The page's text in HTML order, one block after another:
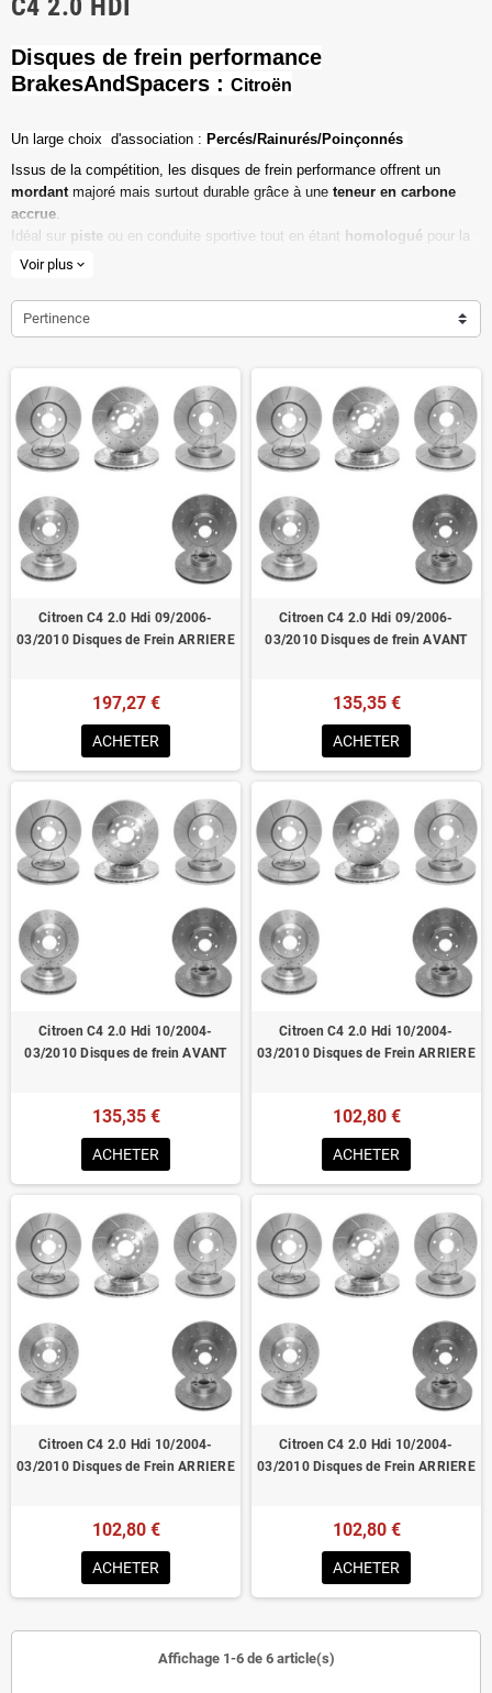
C4 2.0 HDI
Disques de frein performance
BrakesAndSpacers : Citroën
Un l arge choix d'association : Percés/Rainurés/Poinçonnés
Issus de la compétition, les disques de frein performance offrent un
mordant majoré mais surtout durable grâce à une teneur en carbone
accrue.
Idéal sur piste ou en conduite sportive tout en étant homologué pour la
route ouverte.
Dimensions d'origine respectées
Installation en lieu et place.
Homologué pour le contrôle technique
Voir plus expand_more
Pertinence
Citroen C4 2.0 Hdi 09/2006-
03/2010 Disques de Frein ARRIERE
197,27 €
ACHETER
Citroen C4 2.0 Hdi 09/2006-
03/2010 Disques de frein AVANT
135,35 €
ACHETER
Citroen C4 2.0 Hdi 10/2004-
03/2010 Disques de frein AVANT
135,35 €
ACHETER
Citroen C4 2.0 Hdi 10/2004-
03/2010 Disques de Frein ARRIERE
102,80 €
ACHETER
Citroen C4 2.0 Hdi 10/2004-
03/2010 Disques de Frein ARRIERE
102,80 €
ACHETER
Citroen C4 2.0 Hdi 10/2004-
03/2010 Disques de Frein ARRIERE
102,80 €
ACHETER
Affichage 1-6 de 6 article(s)